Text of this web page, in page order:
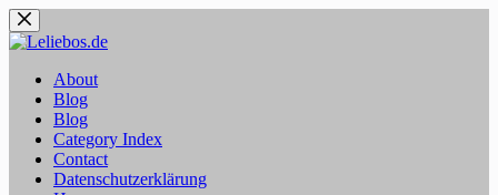
Zum
Inhalt
About
Blog
Blog
Category Index
Contact
Datenschutzerklärung